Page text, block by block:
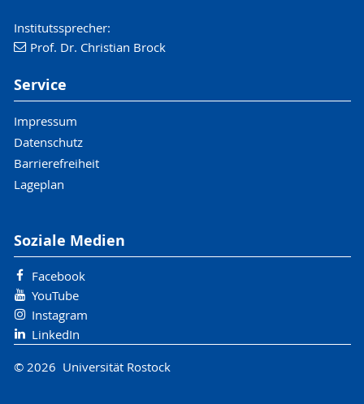
Institutssprecher:
Prof. Dr. Christian Brock
Service
Impressum
Datenschutz
Barrierefreiheit
Lageplan
Soziale Medien
Facebook
YouTube
Instagram
LinkedIn
© 2026 Universität Rostock